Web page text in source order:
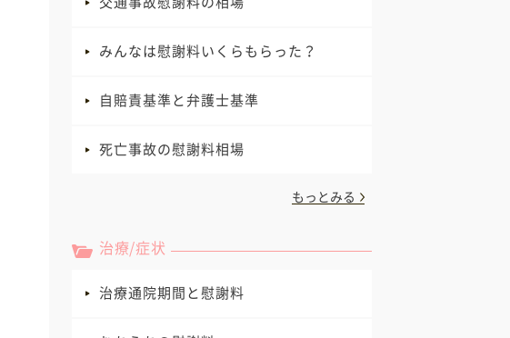
みんなは慰謝料いくらもらった？
自賠責基準と弁護士基準
死亡事故の慰謝料相場
もっとみる
治療/症状
治療通院期間と慰謝料